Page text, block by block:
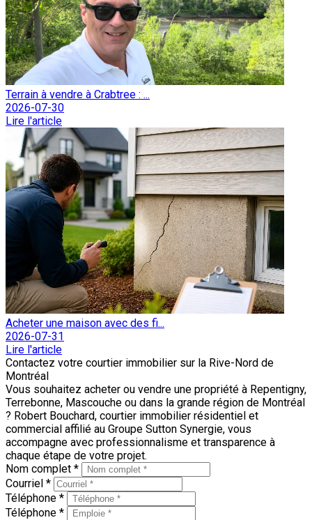
Terrain à vendre à Crabtree : ...
2026-07-30
Lire l'article
Acheter une maison avec des fi...
2026-07-31
Lire l'article
Contactez votre courtier immobilier sur la Rive-Nord de
Montréal
Vous souhaitez acheter ou vendre une propriété à Repentigny,
Terrebonne, Mascouche ou dans la grande région de Montréal
? Robert Bouchard, courtier immobilier résidentiel et
commercial affilié au Groupe Sutton Synergie, vous
accompagne avec professionnalisme et transparence à
chaque étape de votre projet.
Nom complet *
Courriel *
Téléphone *
Téléphone *